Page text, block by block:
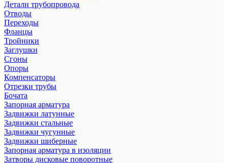
Детали трубопровода
Отводы
Переходы
Фланцы
Тройники
Заглушки
Сгоны
Опоры
Компенсаторы
Отрезки трубы
Бочата
Запорная арматура
Задвижки латунные
Задвижки стальные
Задвижки чугунные
Задвижки шиберные
Запорная арматура в изоляции
Затворы дисковые поворотные